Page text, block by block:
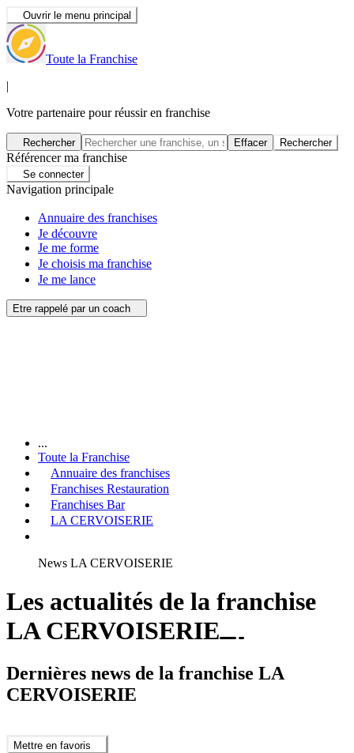
Ouvrir le menu principal
Toute la Franchise
|
Votre partenaire pour réussir en franchise
Rechercher Effacer Rechercher
Référencer ma franchise
Se connecter
Navigation principale
Annuaire des franchises
Je découvre
Je me forme
Je choisis ma franchise
Je me lance
Etre rappelé par un coach
...
Toute la Franchise
Annuaire des franchises
Franchises Restauration
Franchises Bar
LA CERVOISERIE
News LA CERVOISERIE
Les actualités de la franchise
LA CERVOISERIE
Dernières news de la franchise LA
CERVOISERIE
Mettre en favoris